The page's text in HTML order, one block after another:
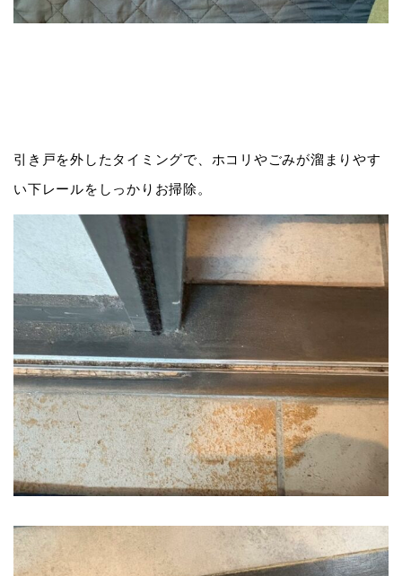
引き戸を外したタイミングで、ホコリやごみが溜まりやす
い下レールをしっかりお掃除。